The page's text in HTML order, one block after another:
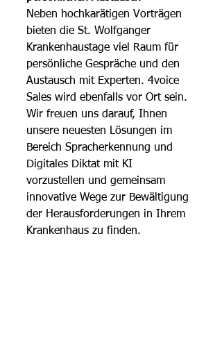
Neben hochkarätigen Vorträgen
bieten die St. Wolfganger
Krankenhaustage viel Raum für
persönliche Gespräche und den
Austausch mit Experten. 4voice
Sales wird ebenfalls vor Ort sein.
Wir freuen uns darauf, Ihnen
unsere neuesten Lösungen im
Bereich Spracherkennung und
Digitales Diktat mit KI
vorzustellen und gemeinsam
innovative Wege zur Bewältigung
der Herausforderungen in Ihrem
Krankenhaus zu finden.